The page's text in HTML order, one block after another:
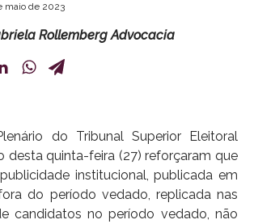
maio de 2023
Rollemberg Advocacia
do Tribunal Superior Eleitoral
desta quinta-feira (27) reforçaram que
institucional, publicada em
do período vedado, replicada nas
candidatos no período vedado, não